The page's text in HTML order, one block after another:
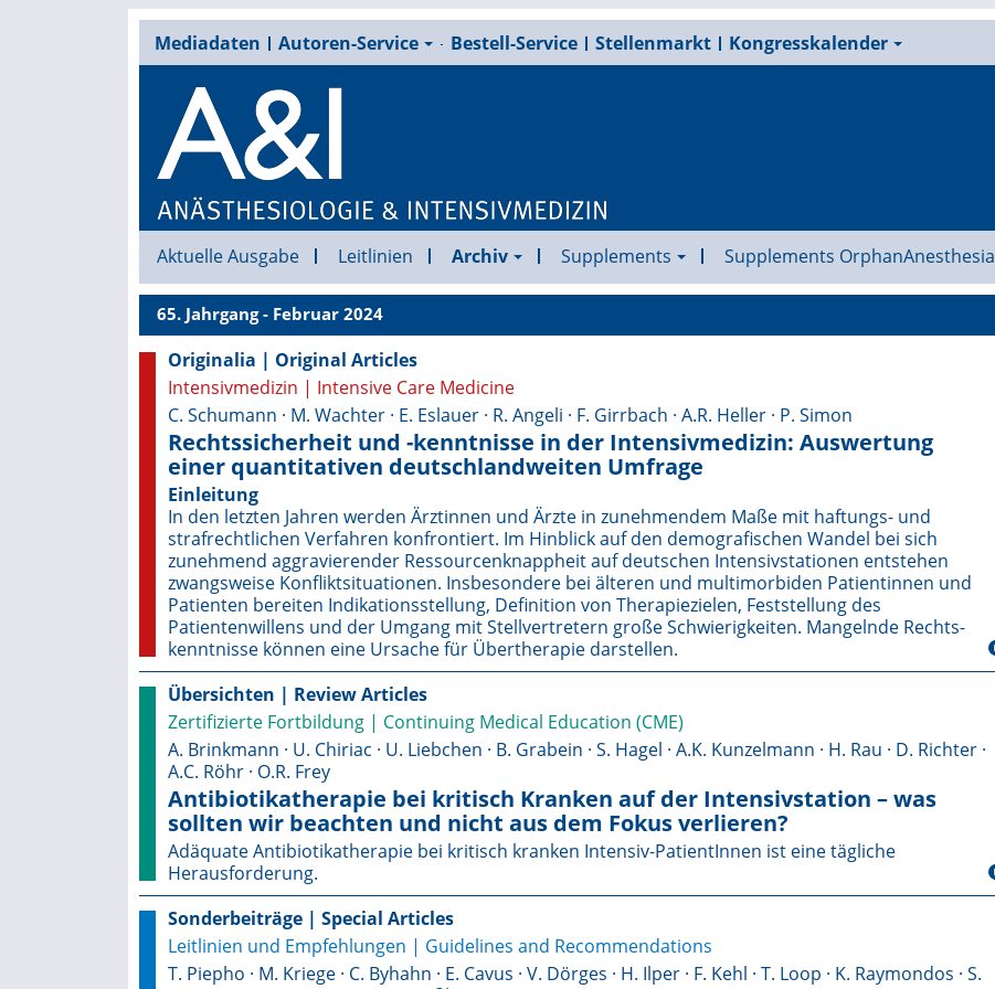
Mediadaten Autoren-Service Bestell-Service Stellenmarkt Kongresskalender
Aktuelle Ausgabe Leitlinien Archiv Supplements Supplements OrphanAnesthesia
65. Jahrgang - Februar 2024
Originalia | Original Articles
Intensivmedizin | Intensive Care Medicine
C. Schumann · M. Wachter · E. Eslauer · R. Angeli · F. Girrbach · A.R. Heller · P. Simon
Rechtssicherheit und -kenntnisse in der Intensivmedizin: Auswertung
einer quantitativen deutschlandweiten Umfrage
Einleitung
In den letzten Jahren werden Ärztinnen und Ärzte in zunehmendem Maße mit haftungs- und
strafrechtlichen Verfahren konfrontiert. Im Hinblick auf den demografischen Wandel bei sich
zunehmend aggravierender Ressourcenknappheit auf deutschen Intensivstationen entstehen
zwangsweise Konfliktsituationen. Insbesondere bei älteren und multimorbiden Patientinnen und
Patienten bereiten Indikationsstellung, Definition von Therapiezielen, Feststellung des
Patientenwillens und der Umgang mit Stellvertretern große Schwierigkeiten. Mangelnde Rechts-
kenntnisse können eine Ursache für Übertherapie darstellen.
Übersichten | Review Articles
Zertifizierte Fortbildung | Continuing Medical Education (CME)
A. Brinkmann · U. Chiriac · U. Liebchen · B. Grabein · S. Hagel · A.K. Kunzelmann · H. Rau · D. Richter ·
A.C. Röhr · O.R. Frey
Antibiotikatherapie bei kritisch Kranken auf der Intensivstation – was
sollten wir beachten und nicht aus dem Fokus verlieren?
Adäquate Antibiotikatherapie bei kritisch kranken Intensiv-PatientInnen ist eine tägliche
Herausforderung.
Sonderbeiträge | Special Articles
Leitlinien und Empfehlungen | Guidelines and Recommendations
T. Piepho · M. Kriege · C. Byhahn · E. Cavus · V. Dörges · H. Ilper · F. Kehl · T. Loop · K. Raymondos · S.